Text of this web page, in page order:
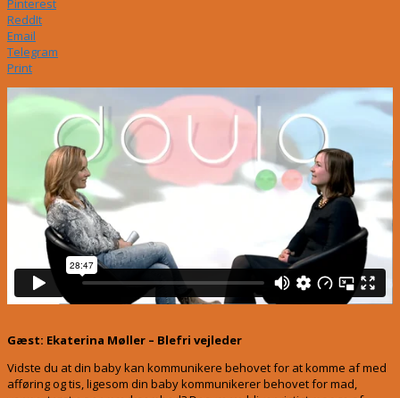
Pinterest
ReddIt
Email
Telegram
Print
Gæst: Ekaterina Møller – Blefri vejleder
Vidste du at din baby kan kommunikere behovet for at komme af med
afføring og tis, ligesom din baby kommunikerer behovet for mad,